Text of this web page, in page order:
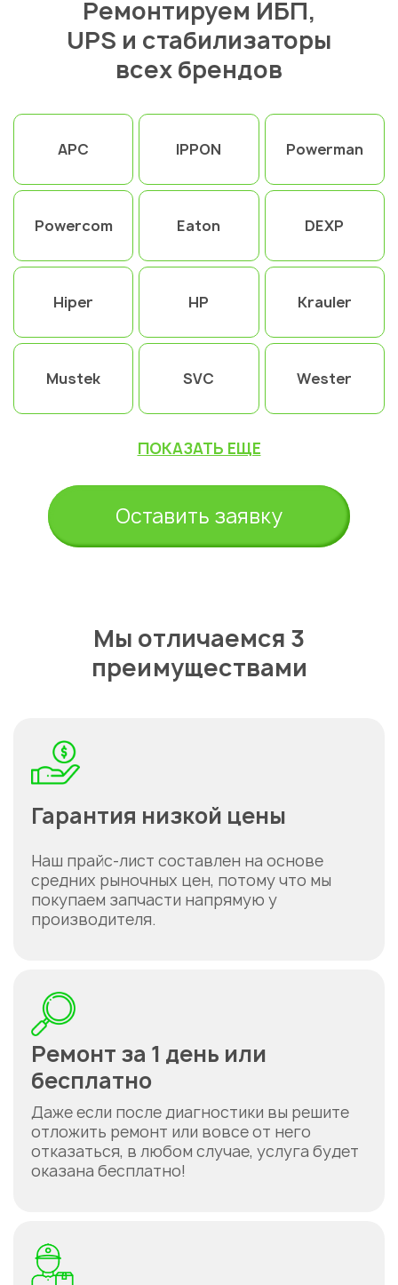
Ремонтируем ИБП,
UPS и стабилизаторы
всех брендов
APC IPPON Powerman
Powercom Eaton DEXP
Hiper HP Krauler
Mustek SVC Wester
ПОКАЗАТЬ ЕЩЕ
Оставить заявку
Мы отличаемся 3
преимуществами
Гарантия низкой цены
Наш прайс-лист составлен на основе
средних рыночных цен, потому что мы
покупаем запчасти напрямую у
производителя.
Ремонт за 1 день или
бесплатно
Даже если после диагностики вы решите
отложить ремонт или вовсе от него
отказаться, в любом случае, услуга будет
оказана бесплатно!